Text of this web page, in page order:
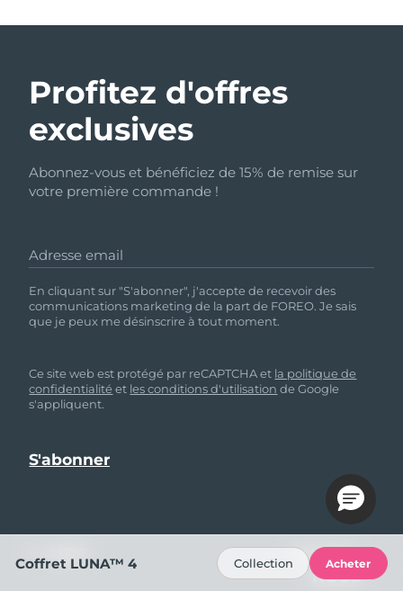
Profitez d'offres
exclusives
Abonnez-vous et bénéficiez de 15% de remise sur
votre première commande !
Adresse email
En cliquant sur "S'abonner", j'accepte de recevoir des
communications marketing de la part de FOREO. Je sais
que je peux me désinscrire à tout moment.
Ce site web est protégé par reCAPTCHA et la politique de
confidentialité et les conditions d'utilisation de Google
s'appliquent.
SUIVEZ-
NOUS
Coffret LUNA™ 4 Collection Acheter